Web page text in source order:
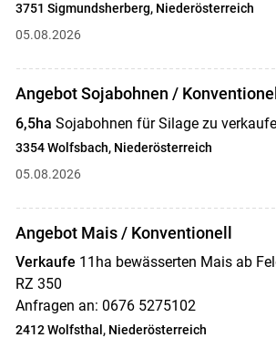
3751 Sigmundsherberg, Niederösterreich
05.08.2026
Angebot Sojabohnen / Konventionell
6,5ha Sojabohnen für Silage zu
3354 Wolfsbach, Niederösterreich
05.08.2026
Angebot Mais / Konventionell
Verkaufe 11ha bewässerten Mais ab
RZ 350
Anfragen an: 0676 5275102
2412 Wolfsthal, Niederösterreich